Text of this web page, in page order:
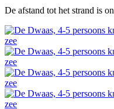
De afstand tot het strand is